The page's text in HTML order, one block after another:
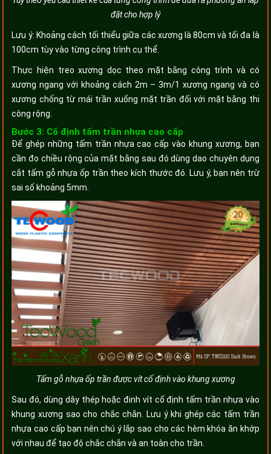
đặt cho hợp lý
Lưu ý: Khoảng cách tối thiểu giữa các xương là 80cm và tối đa là
100cm tùy vào từng công trình cụ thể.
Thực hiện treo xương dọc theo mặt bằng công trình và có
xương ngang với khoảng cách 2m – 3m/1 xương ngang và có
xương chống từ mái trần xuống mặt trần đối với mặt bằng thi
công rộng.
Bước 3: Cố định tấm trần nhựa cao cấp
Để ghép những tấm trần nhựa cao cấp vào khung xương, bạn
cần đo chiều rộng của mặt bằng sau đó dùng dao chuyên dụng
cắt tấm gỗ nhựa ốp trần theo kích thước đó. Lưu ý, bạn nên trừ
sai số khoảng 5mm.
Tấm gỗ nhựa ốp trần được vít cố định vào khung xương
Sau đó, dùng dây thép hoặc đinh vít cố định tấm trần nhựa vào
khung xương sao cho chắc chắn. Lưu ý khi ghép các tấm trần
nhựa cao cấp bạn nên chú ý lắp sao cho các hèm khóa ăn khớp
với nhau để tạo độ chắc chắn và an toàn cho trần.